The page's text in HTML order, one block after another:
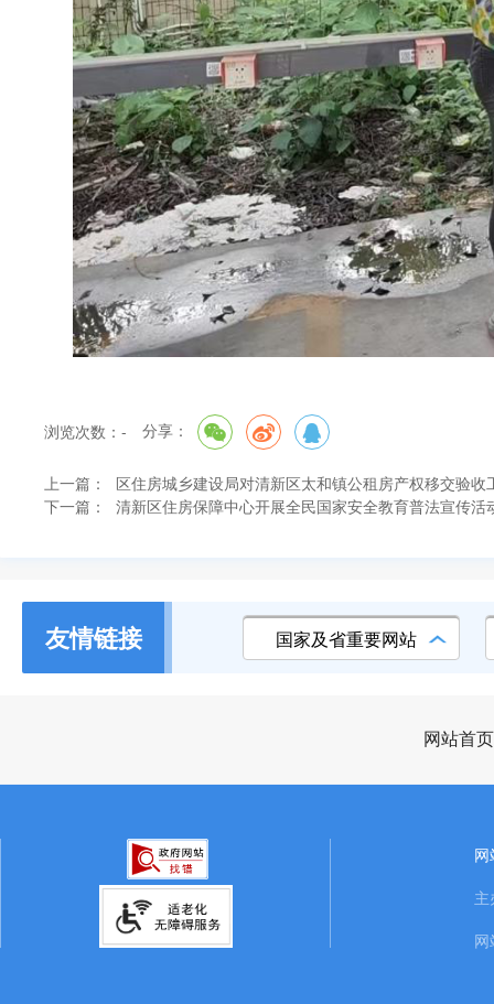
浏览次数： - 分享：
上一篇：
区住房城乡建设局对清新区太和镇公租房产权移交验收
下一篇：
清新区住房保障中心开展全民国家安全教育普法宣传活
友情链接 国家及省重要网站
网站首页